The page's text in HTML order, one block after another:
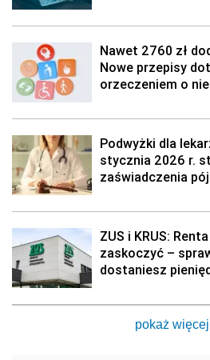
Nawet 2760 zł
Nowe przepisy
orzeczeniem o
Podwyżki dla
stycznia 2026 r.
zaświadczenia
ZUS i KRUS:
zaskoczyć –
dostaniesz
pokaż więcej